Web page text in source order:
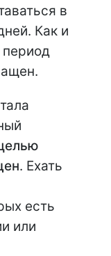
в
Как и
. Ехать
есть
или